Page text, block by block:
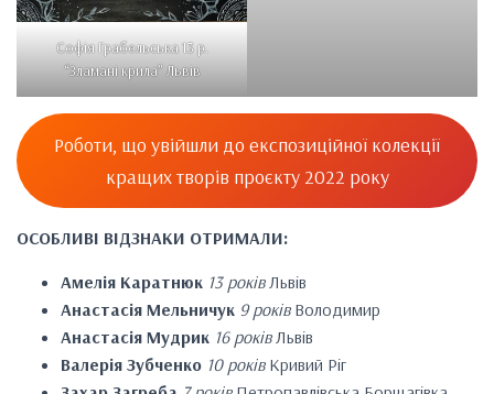
Софія Грабельська 13 р.
“Зламані крила” Львів
Роботи, що увійшли до експозиційної колекції
кращих творів проєкту 2022 року
ОСОБЛИВІ ВІДЗНАКИ ОТРИМАЛИ:
Амелія Каратнюк 13 роківЛьвів
Анастасія Мельничук 9 роківВолодимир
Анастасія Мудрик 16 роківЛьвів
Валерія Зубченко 10 роківКривий Ріг